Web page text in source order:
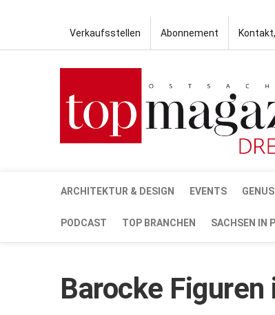
Verkaufsstellen Abonnement
ARCHITEKTUR & DESIGN EVENTS
PODCAST TOP BRANCHEN SACHSEN IN
Barocke